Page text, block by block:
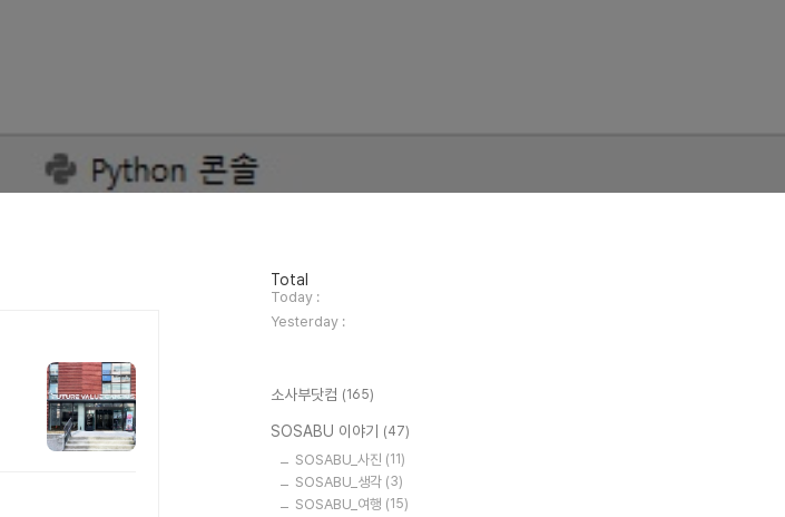
방
문
자
수
Total
Today :
Yesterday :
소사부닷컴 (165)
SOSABU 이야기 (47)
SOSABU_사진 (11)
SOSABU_생각 (3)
SOSABU_여행 (15)